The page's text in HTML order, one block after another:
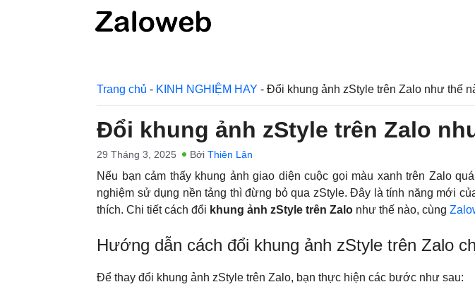
Trang chủ - KINH NGHIỆM HAY - Đổi khung ảnh zStyle trên Zalo như thế
Đổi khung ảnh zStyle trên Zalo
29 Tháng 3, 2025 Bởi Thiên Lân
Nếu bạn cảm thấy khung ảnh giao diện cuộc gọi màu xanh trên Zalo
nghiệm sử dụng nền tảng thì đừng bỏ qua zStyle. Đây là tính năng mới
thích. Chi tiết cách đổi khung ảnh zStyle trên Zalo như thế nào, cùng
Hướng dẫn cách đổi khung ảnh zStyle trên Zalo
Để thay đổi khung ảnh zStyle trên Zalo, bạn thực hiện các bước như sau: